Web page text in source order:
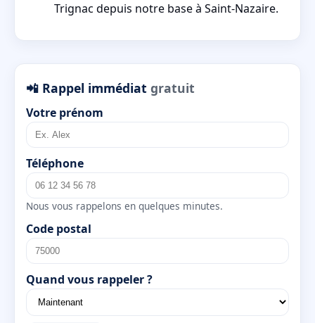
Trignac depuis notre base à Saint-Nazaire.
📲 Rappel immédiat gratuit
Votre prénom
Téléphone
Nous vous rappelons en quelques minutes.
Code postal
Quand vous rappeler ?